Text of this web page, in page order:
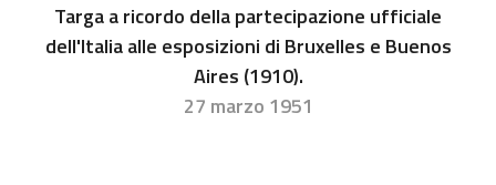
Targa a ricordo della partecipazione ufficiale
dell'Italia alle esposizioni di Bruxelles e Buenos
Aires (1910).
27 marzo 1951